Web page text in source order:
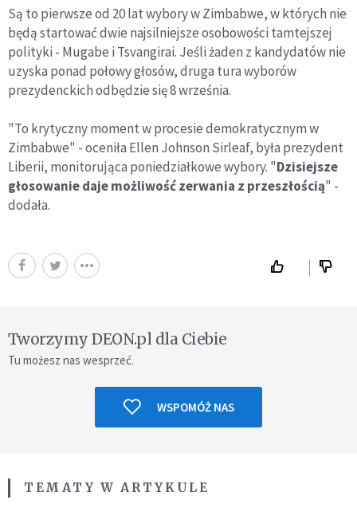
Są to pierwsze od 20 lat wybory w Zimbabwe, w których nie
będą startować dwie najsilniejsze osobowości tamtejszej
polityki - Mugabe i Tsvangirai. Jeśli żaden z kandydatów nie
uzyska ponad połowy głosów, druga tura wyborów
prezydenckich odbędzie się 8 września.
"To krytyczny moment w procesie demokratycznym w
Zimbabwe" - oceniła Ellen Johnson Sirleaf, była prezydent
Liberii, monitorująca poniedziałkowe wybory. "Dzisiejsze
głosowanie daje możliwość zerwania z przeszłością" -
dodała.
Tworzymy DEON.pl dla Ciebie
Tu możesz nas wesprzeć.
WSPOMÓŻ NAS
TEMATY W ARTYKULE